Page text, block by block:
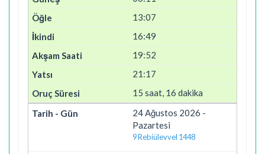
13:07
16:49
19:52
21:17
15 saat, 16 dakika
24 Ağustos 2026 -
Pazartesi
9 Rebiülevvel 1448